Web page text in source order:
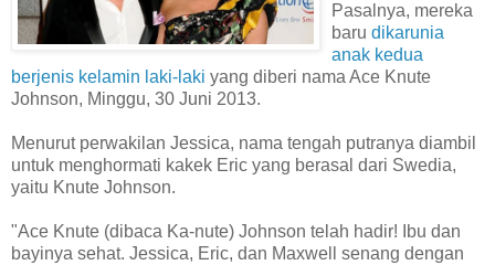
Pasalnya, mereka
baru dikarunia
anak kedua
berjenis kelamin laki-laki yang diberi nama Ace Knute
Johnson, Minggu, 30 Juni 2013.
Menurut perwakilan Jessica, nama tengah putranya diambil
untuk menghormati kakek Eric yang berasal dari Swedia,
yaitu Knute Johnson.
"Ace Knute (dibaca Ka-nute) Johnson telah hadir! Ibu dan
bayinya sehat. Jessica, Eric, dan Maxwell senang dengan